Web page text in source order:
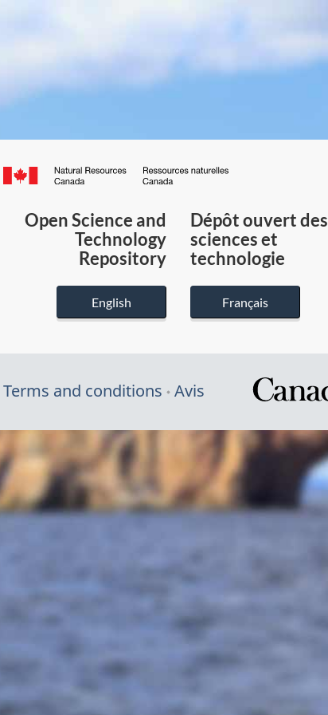
Canada.ca
du
Canada
Open Science and
Technology
Repository
English
Dépôt ouvert des
sciences et
technologie
Français
Terms and conditions Avis